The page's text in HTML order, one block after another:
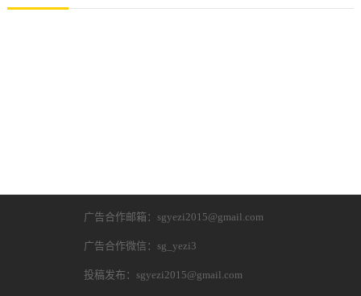
广告合作邮箱：sgyezi2015@gmail.com
广告合作微信：sg_yezi3
投稿发布：sgyezi2015@gmail.com